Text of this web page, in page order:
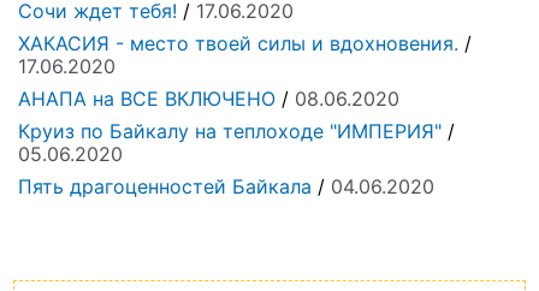
Сочи ждет тебя! / 17.06.2020
ХАКАСИЯ - место твоей силы и вдохновения. /
17.06.2020
АНАПА на ВСЕ ВКЛЮЧЕНО / 08.06.2020
Круиз по Байкалу на теплоходе "ИМПЕРИЯ" /
05.06.2020
Пять драгоценностей Байкала / 04.06.2020